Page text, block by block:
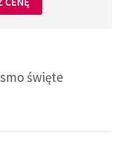
święte